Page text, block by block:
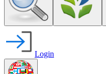
Login